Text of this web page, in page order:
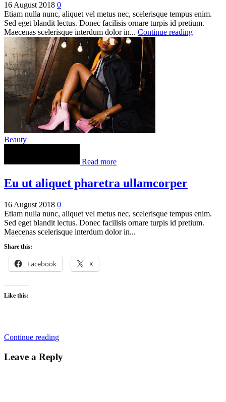
16 August 2018 0
Etiam nulla nunc, aliquet vel metus nec, scelerisque tempus enim.
Sed eget blandit lectus. Donec facilisis ornare turpis id pretium.
Maecenas scelerisque interdum dolor in... Continue reading
Beauty
Read more
Eu ut aliquet pharetra ullamcorper
16 August 2018 0
Etiam nulla nunc, aliquet vel metus nec, scelerisque tempus enim.
Sed eget blandit lectus. Donec facilisis ornare turpis id pretium.
Maecenas scelerisque interdum dolor in...
Share this:
Facebook X
Like this:
Continue reading
Leave a Reply